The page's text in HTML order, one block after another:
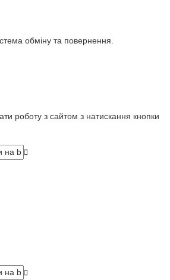
обміну та повернення.
роботу з сайтом з натискання кнопки